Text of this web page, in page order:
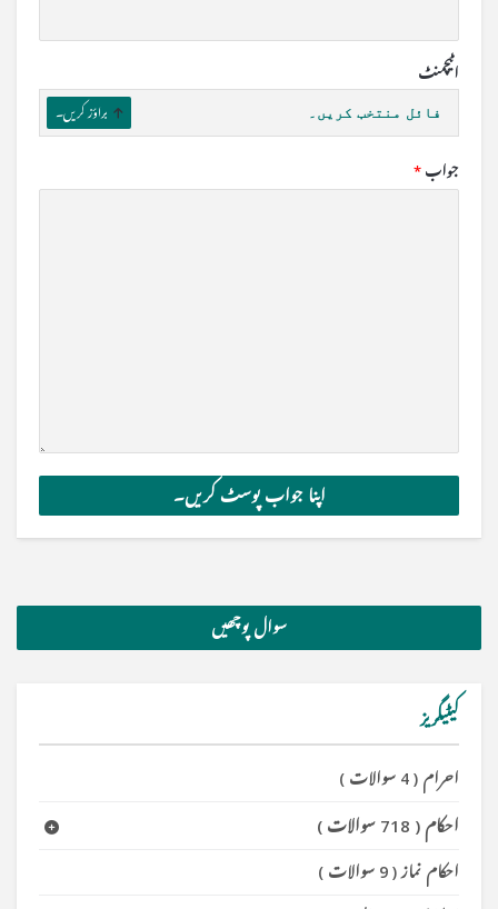
اٹیچمنٹ
فائل منتخب کریں۔ براؤز کریں۔
جواب *
سوال پوچھیں
کیٹیگریز
احرام ( 4 سوالات )
احکام ( 718 سوالات )
احکام نماز( 9 سوالات )